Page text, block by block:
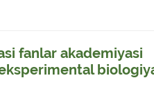
fanlar akademiyasi